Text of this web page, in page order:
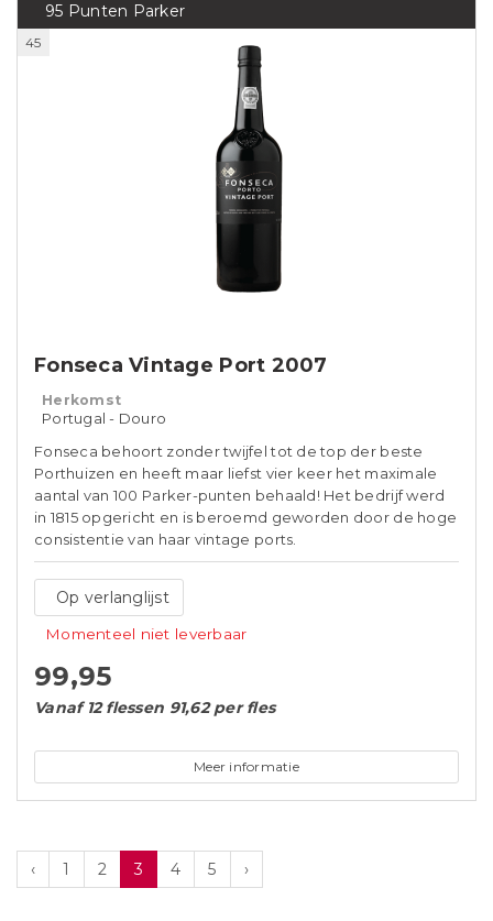
95 Punten Parker
45
Fonseca Vintage Port 2007
Herkomst
Portugal - Douro
Fonseca behoort zonder twijfel tot de top der beste
Porthuizen en heeft maar liefst vier keer het maximale
aantal van 100 Parker-punten behaald! Het bedrijf werd
in 1815 opgericht en is beroemd geworden door de hoge
consistentie van haar vintage ports.
Op verlanglijst
Momenteel niet leverbaar
99,95
Vanaf 12 flessen 91,62 per fles
Meer informatie
‹ 1 2 3 4 5 ›